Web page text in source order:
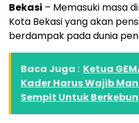
Bekasi – Memasuki masa
Kota Bekasi yang akan
berdampak pada dunia
Baca Juga : Ketua
Kader Harus Wajib
Sempit Untuk Berkebun